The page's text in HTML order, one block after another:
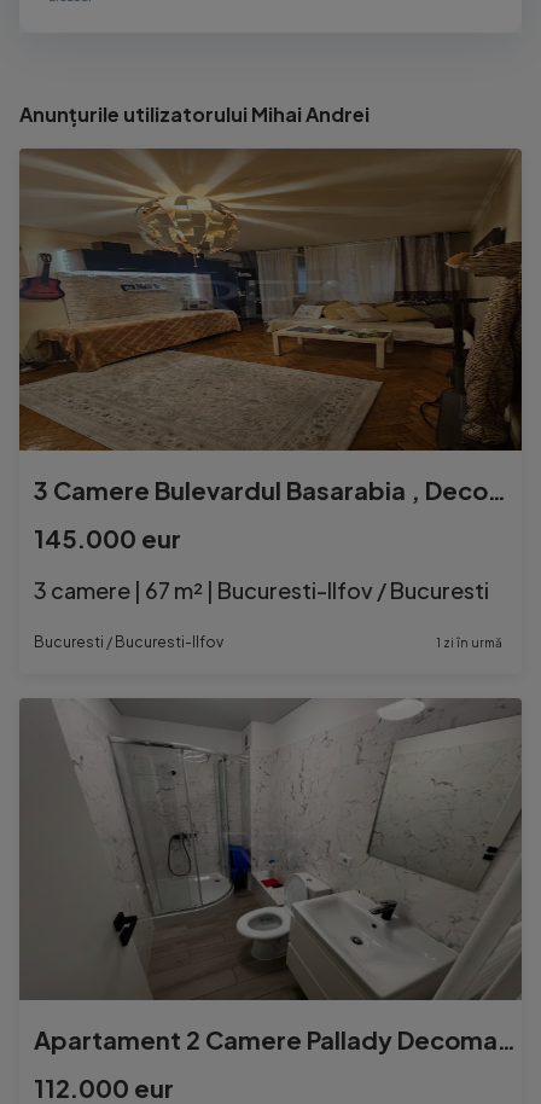
Anunțurile utilizatorului Mihai Andrei
3 Camere Bulevardul Basarabia , Decomandat , apoape de metro
145.000 eur
3 camere | 67 m² | Bucuresti-Ilfov / Bucuresti
Bucuresti / Bucuresti-Ilfov 1 zi în urmă
Apartament 2 Camere Pallady Decomandat+loc de parcare
112.000 eur